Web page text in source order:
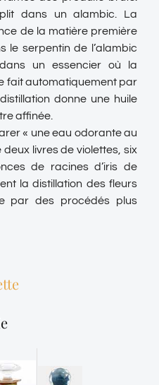
dans un alambic. La
de la matière première
le serpentin de l’alambic
un essencier où la
fait automatiquement par
donne une huile
affinée.
« une eau odorante au
livres de violettes, six
de racines d’iris de
la distillation des fleurs
par des procédés plus